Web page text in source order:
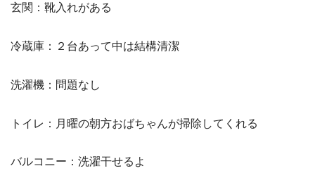
玄関：靴入れがある
冷蔵庫：２台あって中は結構清潔
洗濯機：問題なし
トイレ：月曜の朝方おばちゃんが掃除してくれる
バルコニー：洗濯干せるよ